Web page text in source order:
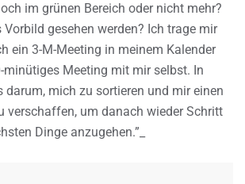
im grünen Bereich oder nicht mehr?
gesehen werden? Ich trage mir
ein 3-M-Meeting in meinem Kalender
minütiges Meeting mit mir selbst. In
darum, mich zu sortieren und mir einen
verschaffen, um danach wieder Schritt
Dinge anzugehen.”_